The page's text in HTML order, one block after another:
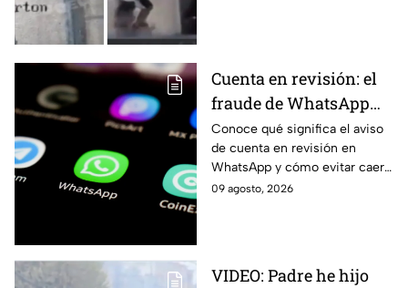
Cuenta en revisión: el
fraude de WhatsApp
que pone en alerta a
autoridades de Jalisco;
así funciona
Conoce qué significa el aviso
de cuenta en revisión en
WhatsApp y cómo evitar caer
en estafas tras la alerta emitida
09 agosto, 2026
VIDEO: Padre he hijo